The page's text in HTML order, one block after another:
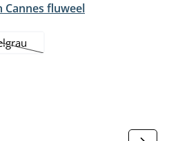
Cannes fluweel
niet beschikbaar.)
optie is momenteel niet beschikbaar.)